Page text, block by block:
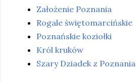
Założenie Poznania
Rogale świętomarcińskie
Poznańskie koziołki
Król kruków
Szary Dziadek z Poznania